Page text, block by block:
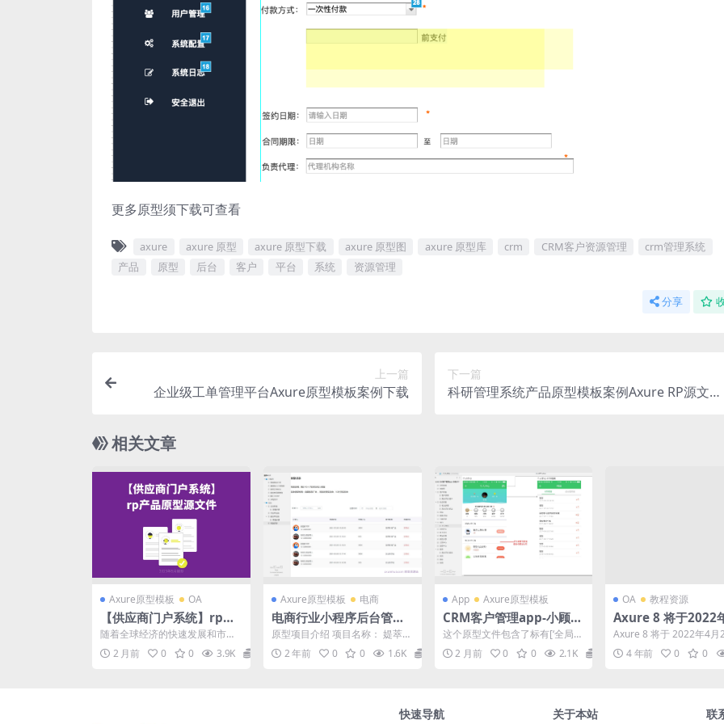
更多原型须下载可查看
axure axure 原型 axure 原型下载 axure 原型图 axure 原型库 crm CRM客户资源管理
crm管理系统
产品
原型 后台 客户 平台 系统 资源管理
分享
上一篇
企业级工单管理平台Axure原型模板案例下载
下一篇
科研管理系统产品原型模板案例Axure RP源文件
相关文章
Axure原型模板 OA
【供应商门户系统】rp产
品原型源文件
随着全球经济的快速发展和市场
竞争的加剧，企业对供应链管理
的重视程度日益提高。供应...
2 月前 0 0 3.9K
Axure原型模板 电商
电商行业小程序后台管理
系统产品原型模板案例Ax
ure RP源文件下载
原型项目介绍 项目名称： 媞萃v
1.1 原型介绍： 这是一个小程序
的原型设计，包...
2 年前 0 0 1.6K 16.7
App Axure原型模板
CRM客户管理app-小顾A
PP原型模板案例Axure R
P源文件下载
这个原型文件包含了标有[‘全局说
明’, ‘流...
2 月前 0 0 2.1K 15.1
OA 教程资源
Axure 8 将于2022
底停止维护支持
Axure 8 将于 2022年4月
止维护支持，以往每次
版本...4 年前 0 0
快速导航 关于本站 联